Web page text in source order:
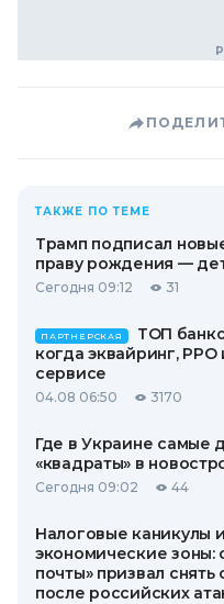
ТАКЖЕ ПО ТЕМЕ
Трамп подписал
праву рождения —
Сегодня 09:12 31
ПАРТНЕРСКАЯ
ТОП
когда эквайринг,
сервисе
04.08 06:50 3170
Где в Украине
«квадраты» в
Сегодня 09:02 44
Налоговые каникулы
экономические зоны:
почты» призвал
после российских